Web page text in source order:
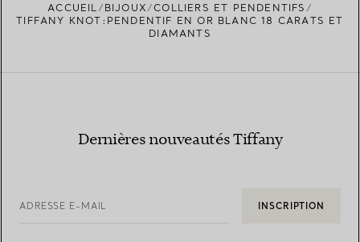
ACCUEIL BIJOUX
COLLIERS ET PENDENTIFS
TIFFANY KNOT:PENDENTIF EN OR BLANC 18 CARATS ET
DIAMANTS
Dernières nouveautés Tiffany
ADRESSE E-MAIL INSCRIPTION